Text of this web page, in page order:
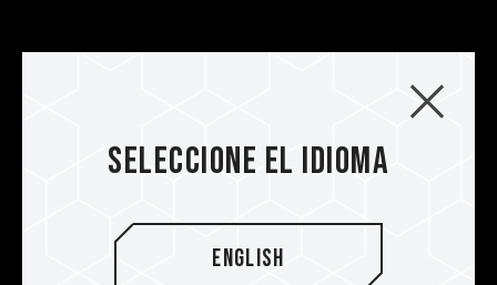
Seleccione el idioma
English